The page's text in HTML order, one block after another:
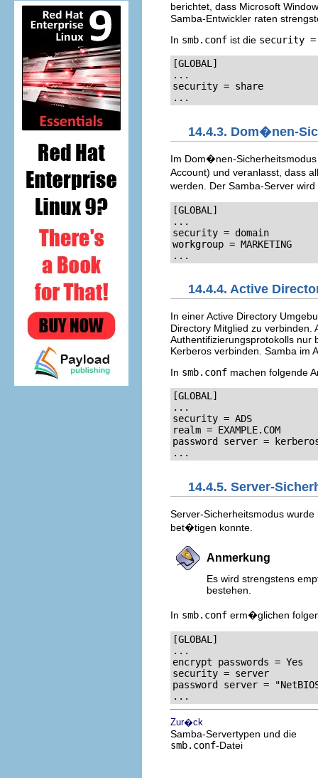
berichtet, dass Microsoft
Samba-Entwickler raten
In smb.conf ist die security =
[GLOBAL]
...
security = share
...
14.4.3. Dom�nen-
Im Dom�nen-
Account) und veranlasst, dass
werden. Der Samba-Server
[GLOBAL]
...
security = domain
workgroup = MARKETING
...
14.4.4. Active
In einer Active Directory
Directory Mitglied zu verbinden.
Authentifizierungsprotokolls nur
Kerberos verbinden. Samba im
In smb.conf machen folgende
[GLOBAL]
...
security = ADS
realm = EXAMPLE.COM
password server =
...
14.4.5. Server-
Server-Sicherheitsmodus
bet�tigen konnte.
Anmerkung
Es wird strengstens
bestehen.
In smb.conf erm�glichen
[GLOBAL]
...
encrypt passwords = Yes
security = server
password server =
...
Zur�ck
Samba-Servertypen und die
smb.conf-Datei